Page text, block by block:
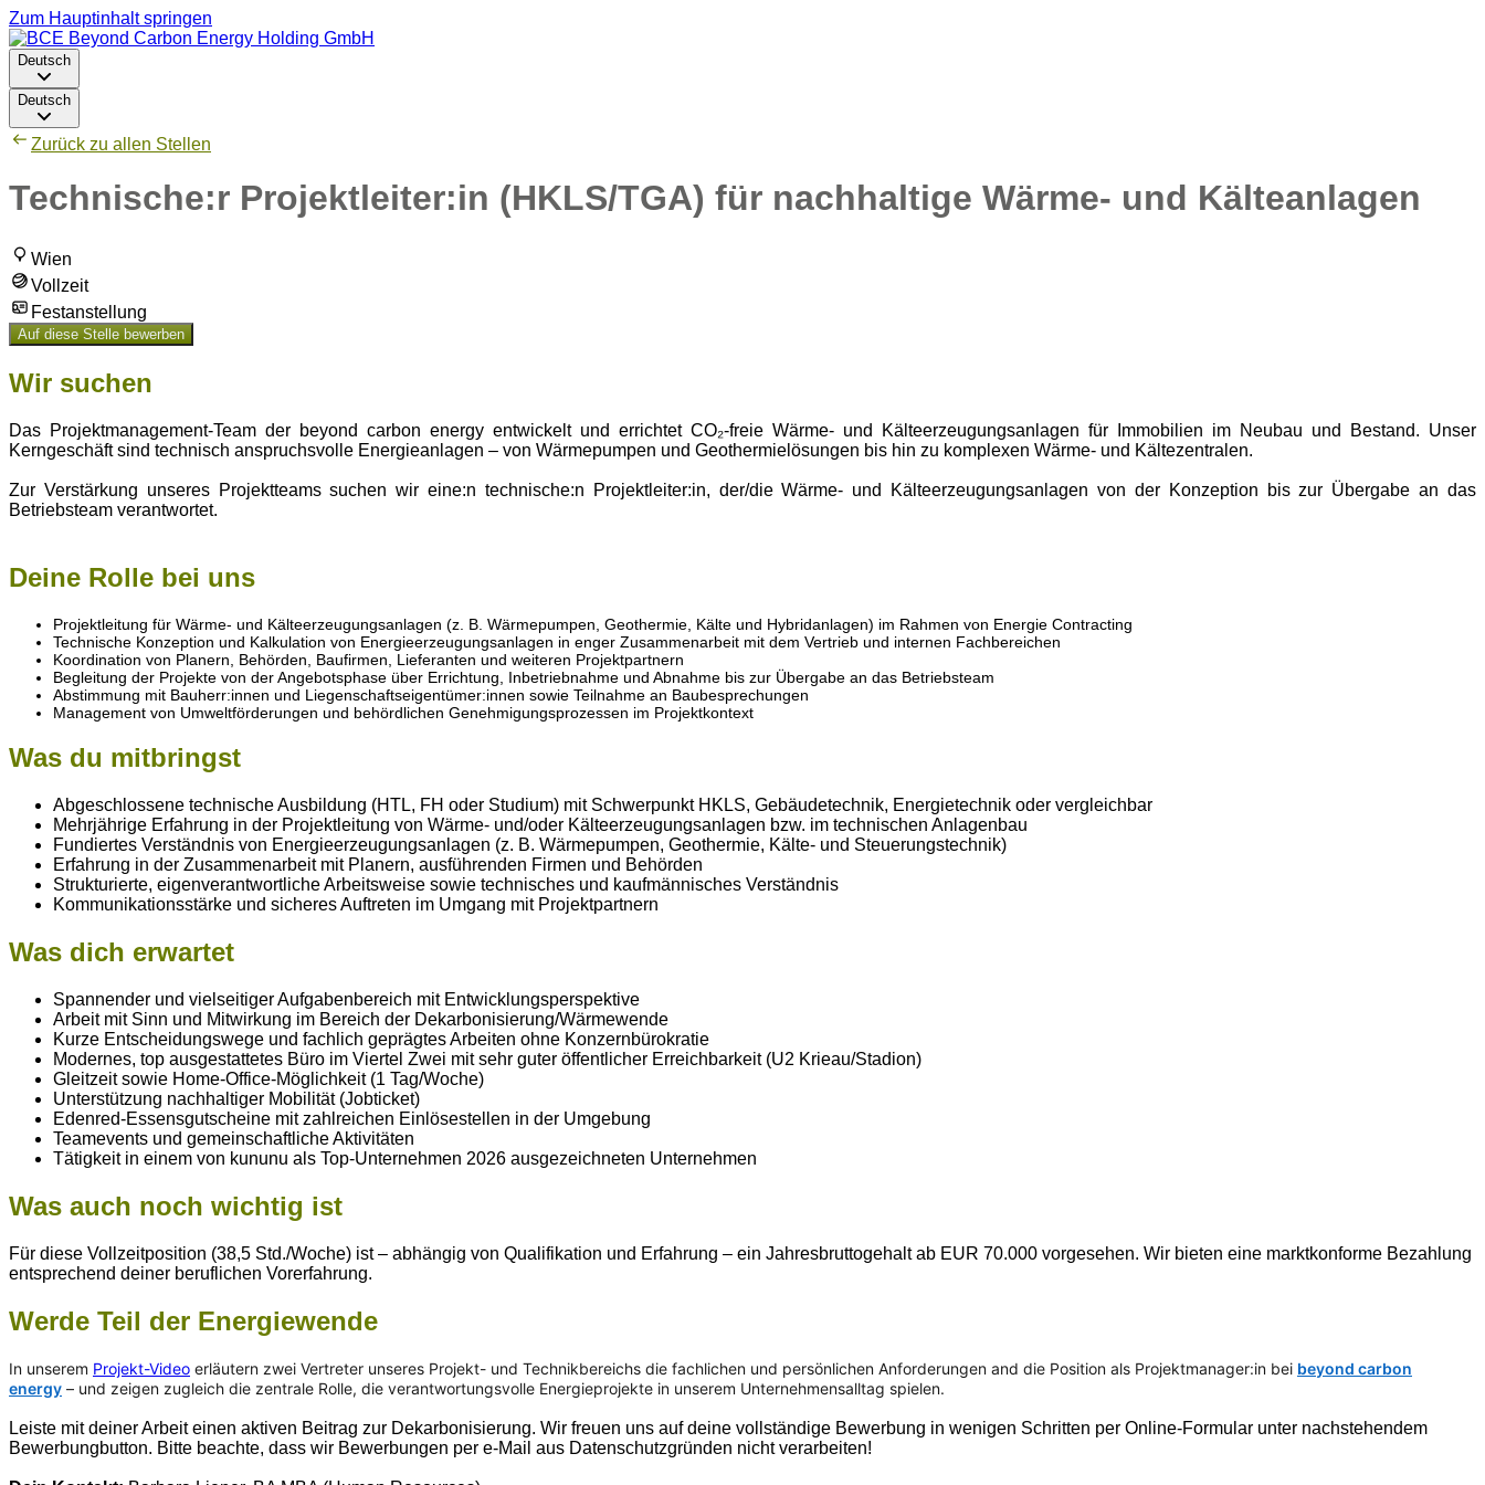
Zum Hauptinhalt springen
Deutsch
Deutsch
Zurück zu allen Stellen
Technische:r Projektleiter:in (HKLS/TGA) für nachhaltige Wärme- und Kälteanlagen
Wien
Vollzeit
Festanstellung
Auf diese Stelle bewerben
Wir suchen
Das Projektmanagement-Team der beyond carbon energy entwickelt und errichtet CO₂-freie Wärme- und Kälteerzeugungsanlagen für Immobilien im Neubau und Bestand. Unser
Kerngeschäft sind technisch anspruchsvolle Energieanlagen – von Wärmepumpen und Geothermielösungen bis hin zu komplexen Wärme- und Kältezentralen.
Zur Verstärkung unseres Projektteams suchen wir eine:n technische:n Projektleiter:in, der/die Wärme- und Kälteerzeugungsanlagen von der Konzeption bis zur Übergabe an das
Betriebsteam verantwortet.
Deine Rolle bei uns
Projektleitung für Wärme- und Kälteerzeugungsanlagen (z. B. Wärmepumpen, Geothermie, Kälte und Hybridanlagen) im Rahmen von Energie Contracting
Technische Konzeption und Kalkulation von Energieerzeugungsanlagen in enger Zusammenarbeit mit dem Vertrieb und internen Fachbereichen
Koordination von Planern, Behörden, Baufirmen, Lieferanten und weiteren Projektpartnern
Begleitung der Projekte von der Angebotsphase über Errichtung, Inbetriebnahme und Abnahme bis zur Übergabe an das Betriebsteam
Abstimmung mit Bauherr:innen und Liegenschaftseigentümer:innen sowie Teilnahme an Baubesprechungen
Management von Umweltförderungen und behördlichen Genehmigungsprozessen im Projektkontext
Was du mitbringst
Abgeschlossene technische Ausbildung (HTL, FH oder Studium) mit Schwerpunkt HKLS, Gebäudetechnik, Energietechnik oder vergleichbar
Mehrjährige Erfahrung in der Projektleitung von Wärme- und/oder Kälteerzeugungsanlagen bzw. im technischen Anlagenbau
Fundiertes Verständnis von Energieerzeugungsanlagen (z. B. Wärmepumpen, Geothermie, Kälte- und Steuerungstechnik)
Erfahrung in der Zusammenarbeit mit Planern, ausführenden Firmen und Behörden
Strukturierte, eigenverantwortliche Arbeitsweise sowie technisches und kaufmännisches Verständnis
Kommunikationsstärke und sicheres Auftreten im Umgang mit Projektpartnern
Was dich erwartet
Spannender und vielseitiger Aufgabenbereich mit Entwicklungsperspektive
Arbeit mit Sinn und Mitwirkung im Bereich der Dekarbonisierung/Wärmewende
Kurze Entscheidungswege und fachlich geprägtes Arbeiten ohne Konzernbürokratie
Modernes, top ausgestattetes Büro im Viertel Zwei mit sehr guter öffentlicher Erreichbarkeit (U2 Krieau/Stadion)
Gleitzeit sowie Home‑Office‑Möglichkeit (1 Tag/Woche)
Unterstützung nachhaltiger Mobilität (Jobticket)
Edenred‑Essensgutscheine mit zahlreichen Einlösestellen in der Umgebung
Teamevents und gemeinschaftliche Aktivitäten
Tätigkeit in einem von kununu als Top‑Unternehmen 2026 ausgezeichneten Unternehmen
Was auch noch wichtig ist
Für diese Vollzeitposition (38,5 Std./Woche) ist – abhängig von Qualifikation und Erfahrung – ein Jahresbruttogehalt ab EUR 70.000 vorgesehen. Wir bieten eine marktkonforme Bezahlung
entsprechend deiner beruflichen Vorerfahrung.
Werde Teil der Energiewende
In unserem Projekt-Video erläutern zwei Vertreter unseres Projekt- und Technikbereichs die fachlichen und persönlichen Anforderungen and die Position als Projektmanager:in bei beyond carbon
energy – und zeigen zugleich die zentrale Rolle, die verantwortungsvolle Energieprojekte in unserem Unternehmensalltag spielen.
Leiste mit deiner Arbeit einen aktiven Beitrag zur Dekarbonisierung. Wir freuen uns auf deine vollständige Bewerbung in wenigen Schritten per Online-Formular unter nachstehendem
Bewerbungbutton. Bitte beachte, dass wir Bewerbungen per e-Mail aus Datenschutzgründen nicht verarbeiten!